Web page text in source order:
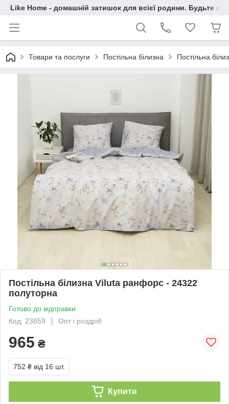
Like Home - домашній затишок для всієї родини. Будьте як
Товари та послуги Постільна білизна Постільна
Постільна білизна Viluta ранфорс - 24322
полуторна
Готово до відправки
Код: 23859
Опт і роздріб
965 ₴
752 ₴ від 16 шт.
Купити